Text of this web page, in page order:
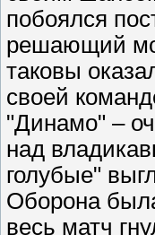
побоялся
решающий
таковы
своей
"Динамо" –
над
голубые"
Оборона
весь матч